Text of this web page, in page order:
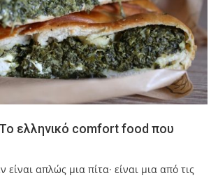
ελληνικό comfort food που
είναι απλώς μια πίτα· είναι μια από τις